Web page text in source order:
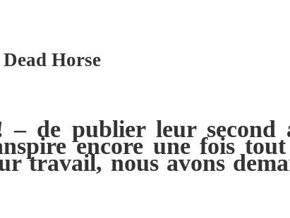
Horse
– de publier leur second
encore une fois
travail, nous avons